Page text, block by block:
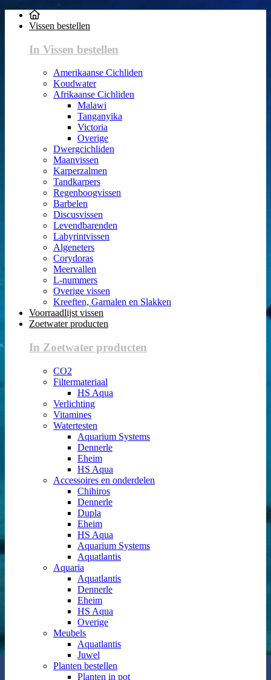
Vissen bestellen
In Vissen bestellen
Amerikaanse Cichliden
Koudwater
Afrikaanse Cichliden
Malawi
Tanganyika
Victoria
Overige
Dwergcichliden
Maanvissen
Karperzalmen
Tandkarpers
Regenboogvissen
Barbelen
Discusvissen
Levendbarenden
Labyrintvissen
Algeneters
Corydoras
Meervallen
L-nummers
Overige vissen
Kreeften, Garnalen en Slakken
Voorraadlijst vissen
Zoetwater producten
In Zoetwater producten
CO2
Filtermateriaal
HS Aqua
Verlichting
Vitamines
Watertesten
Aquarium Systems
Dennerle
Eheim
HS Aqua
Accessoires en onderdelen
Chihiros
Dennerle
Dupla
Eheim
HS Aqua
Aquarium Systems
Aquatlantis
Aquaria
Aquatlantis
Dennerle
Eheim
HS Aqua
Overige
Meubels
Aquatlantis
Juwel
Planten bestellen
Planten in pot